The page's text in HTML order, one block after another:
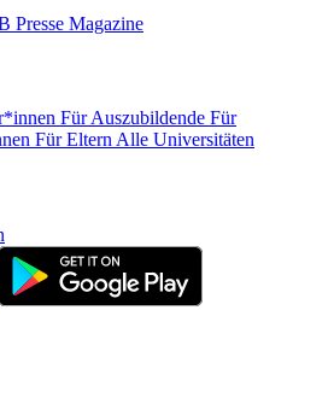
Presse Magazine
Für Auszubildende Für
Für Eltern Alle Universitäten